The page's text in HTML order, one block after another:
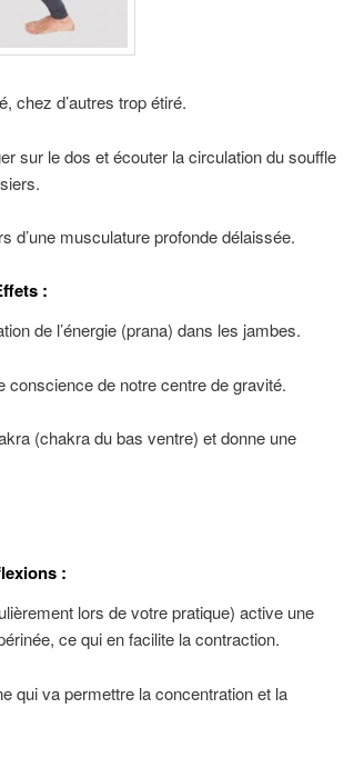
chez d’autres trop étiré.
sur le dos et écouter la circulation du souffle
d’une musculature profonde délaissée.
:
de l’énergie (prana) dans les jambes.
de notre centre de gravité.
(chakra du bas ventre) et donne une
:
lors de votre pratique) active une
ce qui en facilite la contraction.
qui va permettre la concentration et la